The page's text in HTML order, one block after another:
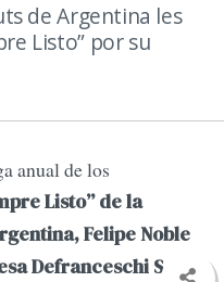
de Argentina les
Listo” por su
anual de los
Listo” de la
Felipe Noble
Defranceschi Sadi,